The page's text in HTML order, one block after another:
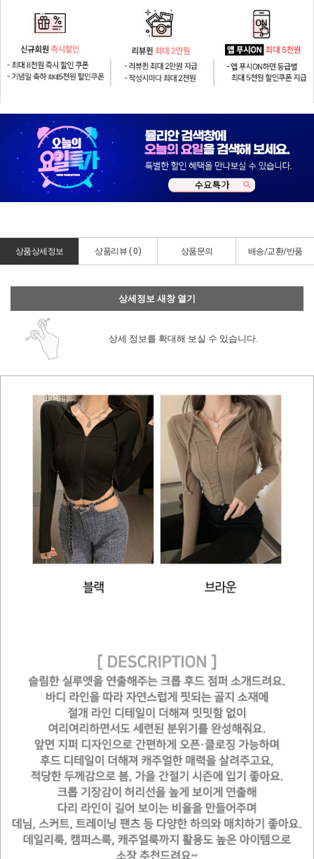
상품상세정보 상품리뷰 ( 0) 상품문의 배송/교환/반품
상세정보 새창 열기
상세 정보를 확대해 보실 수 있습니다.